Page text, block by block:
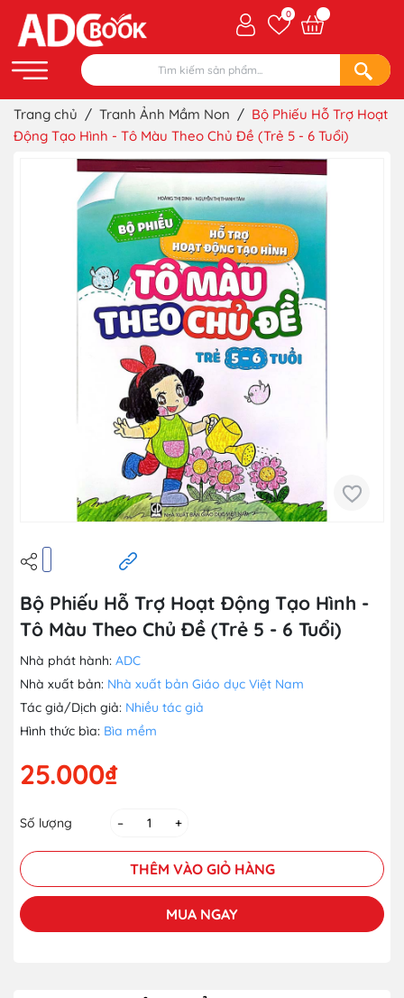
0
Trang chủ / Tranh Ảnh Mầm Non / Bộ Phiếu Hỗ Trợ Hoạt
Động Tạo Hình - Tô Màu Theo Chủ Đề (Trẻ 5 - 6 Tuổi)
Bộ Phiếu Hỗ Trợ Hoạt Động Tạo Hình -
Tô Màu Theo Chủ Đề (Trẻ 5 - 6 Tuổi)
Nhà phát hành: ADC
Nhà xuất bản: Nhà xuất bản Giáo dục Việt Nam
Tác giả/Dịch giả: Nhiều tác giả
Hình thức bìa: Bìa mềm
25.000₫
Số lượng – +
THÊM VÀO GIỎ HÀNG
MUA NGAY